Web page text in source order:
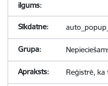
Reģistrē, ka